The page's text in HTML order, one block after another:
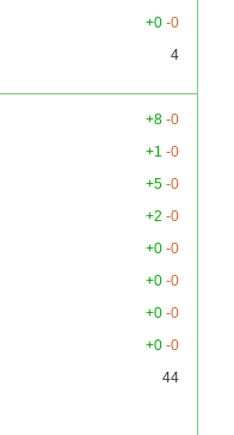
+0 -0
4
+8 -0
+1 -0
+5 -0
+2 -0
+0 -0
+0 -0
+0 -0
+0 -0
44